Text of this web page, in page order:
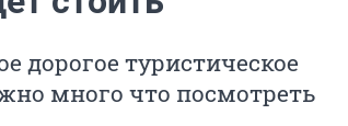
дорогое туристическое
много что посмотреть